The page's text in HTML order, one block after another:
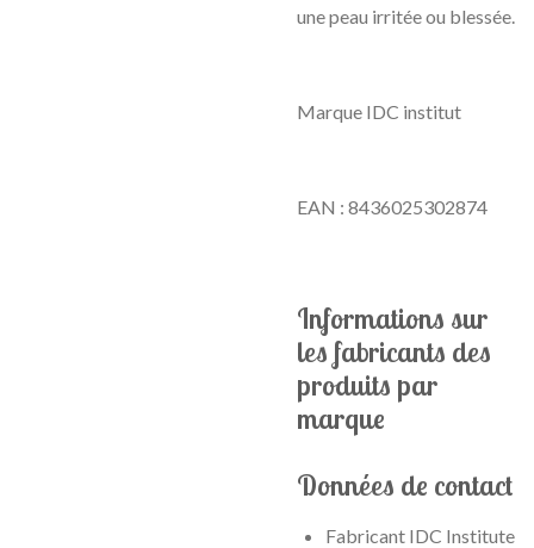
une peau irritée ou blessée.
Marque IDC institut
EAN : 8436025302874
Informations sur
les fabricants des
produits par
marque
Données de contact
Fabricant IDC Institute